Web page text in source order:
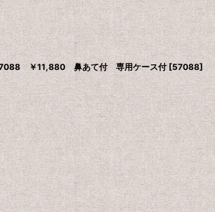
￥11,880 鼻あて付 専用ケース付 [57088]